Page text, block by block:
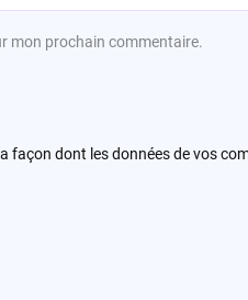
mon prochain commentaire.
façon dont les données de vos